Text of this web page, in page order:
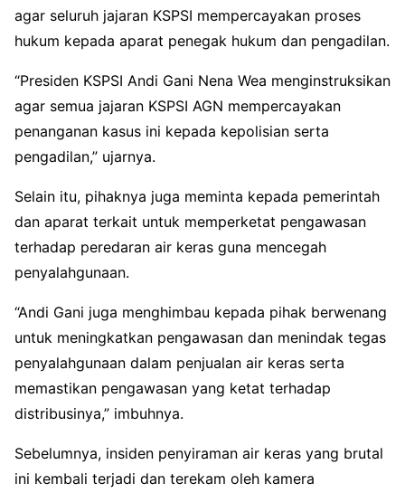
agar seluruh jajaran KSPSI mempercayakan proses
hukum kepada aparat penegak hukum dan pengadilan.
“Presiden KSPSI Andi Gani Nena Wea menginstruksikan
agar semua jajaran KSPSI AGN mempercayakan
penanganan kasus ini kepada kepolisian serta
pengadilan,” ujarnya.
Selain itu, pihaknya juga meminta kepada pemerintah
dan aparat terkait untuk memperketat pengawasan
terhadap peredaran air keras guna mencegah
penyalahgunaan.
“Andi Gani juga menghimbau kepada pihak berwenang
untuk meningkatkan pengawasan dan menindak tegas
penyalahgunaan dalam penjualan air keras serta
memastikan pengawasan yang ketat terhadap
distribusinya,” imbuhnya.
Sebelumnya, insiden penyiraman air keras yang brutal
ini kembali terjadi dan terekam oleh kamera